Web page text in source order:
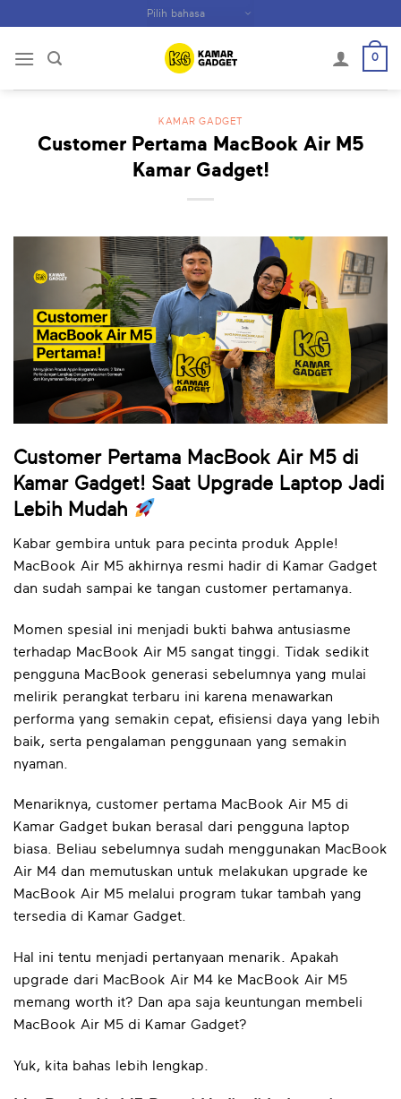
content
0
KAMAR GADGET
Customer Pertama MacBook Air M5
Kamar Gadget!
Customer Pertama MacBook Air M5 di
Kamar Gadget! Saat Upgrade Laptop Jadi
Lebih Mudah
Kabar gembira untuk para pecinta produk Apple!
MacBook Air M5 akhirnya resmi hadir di Kamar Gadget
dan sudah sampai ke tangan customer pertamanya.
Momen spesial ini menjadi bukti bahwa antusiasme
terhadap MacBook Air M5 sangat tinggi. Tidak sedikit
pengguna MacBook generasi sebelumnya yang mulai
melirik perangkat terbaru ini karena menawarkan
performa yang semakin cepat, efisiensi daya yang lebih
baik, serta pengalaman penggunaan yang semakin
nyaman.
Menariknya, customer pertama MacBook Air M5 di
Kamar Gadget bukan berasal dari pengguna laptop
biasa. Beliau sebelumnya sudah menggunakan MacBook
Air M4 dan memutuskan untuk melakukan upgrade ke
MacBook Air M5 melalui program tukar tambah yang
tersedia di Kamar Gadget.
Hal ini tentu menjadi pertanyaan menarik. Apakah
upgrade dari MacBook Air M4 ke MacBook Air M5
memang worth it? Dan apa saja keuntungan membeli
MacBook Air M5 di Kamar Gadget?
Yuk, kita bahas lebih lengkap.